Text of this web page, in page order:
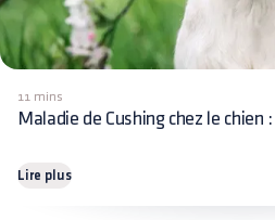
11 mins
Maladie de Cushing chez le
Lire plus